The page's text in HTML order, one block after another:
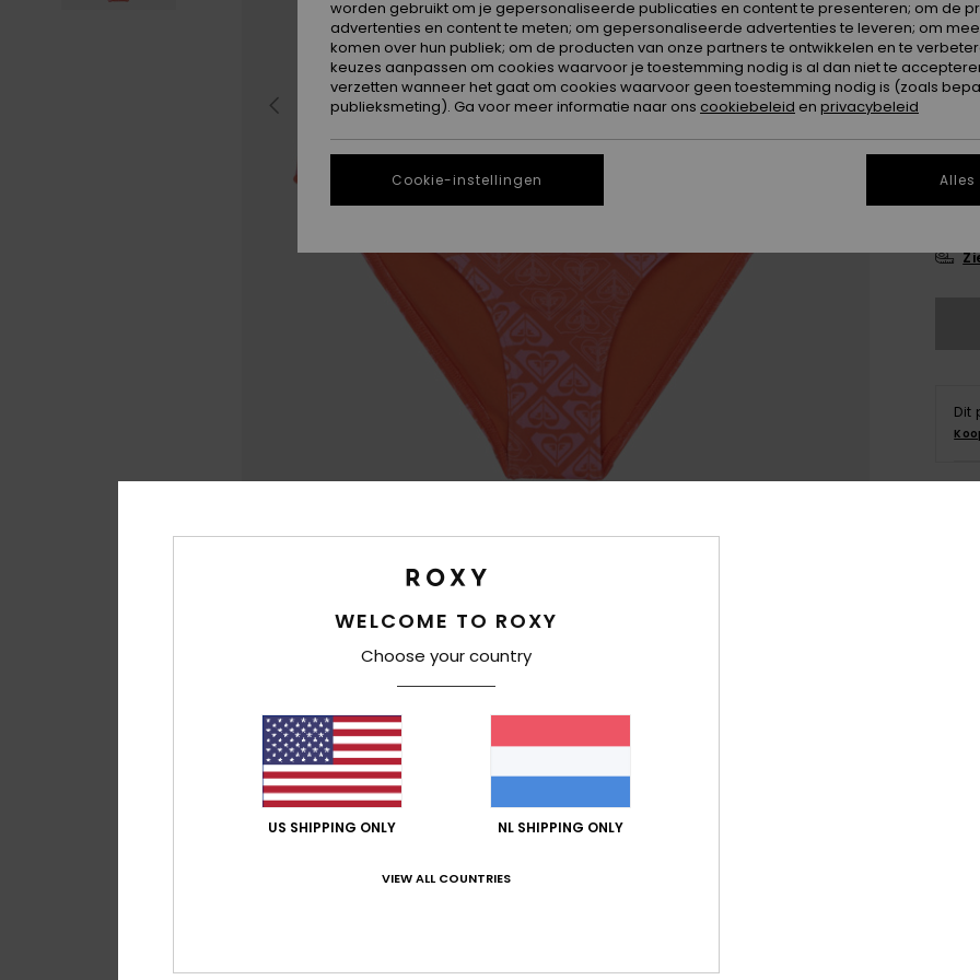
16
Dit
WELCOME TO ROXY
Choose your country
US SHIPPING ONLY NL SHIPPING ONLY
VIEW ALL COUNTRIES
worden gebruikt om je gepersonaliseerde publicaties en content te presenteren; om de
advertenties en content te meten; om gepersonaliseerde advertenties te leveren; om
komen over hun publiek; om de producten van onze partners te ontwikkelen en te
keuzes aanpassen om cookies waarvoor je toestemming nodig is al dan niet te
verzetten wanneer het gaat om cookies waarvoor geen toestemming nodig is (zoals
publieksmeting). Ga voor meer informatie naar ons cookiebeleid en privacybeleid
Cookie-instellingen Alles